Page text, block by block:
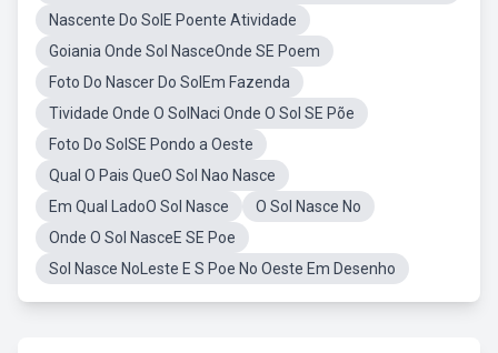
Nascente Do SolE Poente Atividade
Goiania Onde Sol NasceOnde SE Poem
Foto Do Nascer Do SolEm Fazenda
Tividade Onde O SolNaci Onde O Sol SE Põe
Foto Do SolSE Pondo a Oeste
Qual O Pais QueO Sol Nao Nasce
Em Qual LadoO Sol Nasce
O Sol Nasce No
Onde O Sol NasceE SE Poe
Sol Nasce NoLeste E S Poe No Oeste Em Desenho